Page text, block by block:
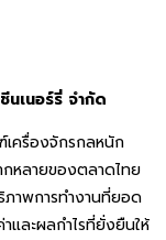
เนอร์รี่ จำกัด
ครื่องจักรกลหนัก
หลายของตลาดไทย
ภาพการทำงานที่ยอด
และผลกำไรที่ยั่งยืนให้